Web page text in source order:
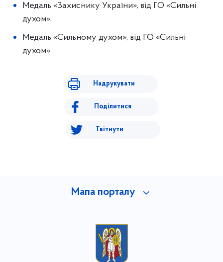
Медаль «Захиснику України», від ГО «Сильні
духом»,
Медаль «Сильному духом», від ГО «Сильні
духом».
Надрукувати
Поділитися
Твітнути
Мапа порталу